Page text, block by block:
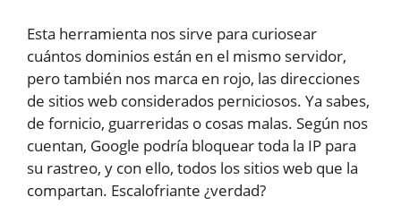
Esta herramienta nos sirve para curiosear
cuántos dominios están en el mismo servidor,
pero también nos marca en rojo, las direcciones
de sitios web considerados perniciosos. Ya sabes,
de fornicio, guarreridas o cosas malas. Según nos
cuentan, Google podría bloquear toda la IP para
su rastreo, y con ello, todos los sitios web que la
compartan. Escalofriante ¿verdad?